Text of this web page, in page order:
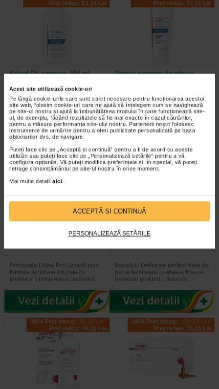
Acest site utilizează cookie-uri
Pe lângă cookie-urile care sunt strict necesare pentru funcționarea acestui
site web, folosim cookie-uri care ne ajută să înțelegem cum se navighează
pe site-ul nostru și ajută la îmbunătățirea modului în care funcționează site-
ul, de exemplu, făcând rezultatele să fie mai exacte în cazul căutărilor,
pentru a măsura performanța site-ului nostru. Partenerii noștri folosesc
instrumente de urmărire pentru a oferi publicitate personalizată pe baza
obiceiurilor dvs. de navigare.
Puteți face clic pe „Acceptă si continuă” pentru a fi de acord cu aceste
utilizări sau puteți face clic pe „Personalizează setările” pentru a vă
configura opțiunile. Vă puteți modifica preferințele și, în special, vă puteți
retrage consimțământul pe site-ul nostru în orice moment.
Mai multe detalii aici.
ACCEPTĂ SI CONTINUĂ
PERSONALIZEAZĂ SETĂRILE
Preț redus: 63.24 Lei
Kelual DS sampon, 100 ml,
Formula sa de curatare actioneaza
asupra factorilor implicati in aparitia
cazurilor recurente de matreata…
Preț redus: 74.16 Lei
Ducray sampon Anaphase
Ducray sampon Anaphase Plus
este un sampon impotriva caderii
parului, cu efect fortifiant si de…
Plătești 2, primești 3
Masca cu biotina pentru par,
Produsele Difeel Pro-Growth sunt
formule fortificate infuzate cu
biotina si promoveaza cresterea…
Plătești 2, primești 3
Masca regeneranta cu biotina
Beneficii: Defineste perfect firele de
par si faciliteaza coafarea; Masca
hraneste profund; Uleiul de…
-40% Preț întreg: 60,10 Lei
Preț redus: 36.06 Lei
-40% Preț întreg: 130,60 Lei
Preț redus: 78,36 Lei